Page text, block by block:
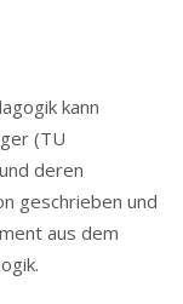
kann
(TU
deren
geschrieben und
aus dem